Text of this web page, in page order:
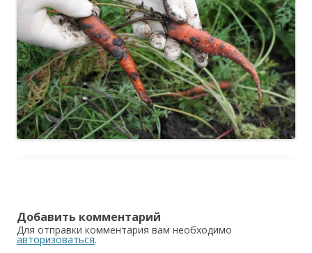
Добавить комментарий
Для отправки комментария вам необходимо
авторизоваться.